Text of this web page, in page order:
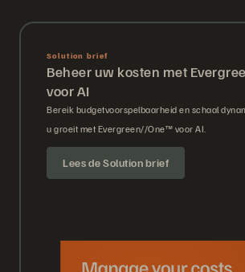
Solution brief
Beheer uw kosten met
voor AI
Bereik budgetvoorspelbaarheid en schaal
u groeit met Evergreen//One™ voor AI.
Lees de Solution brief